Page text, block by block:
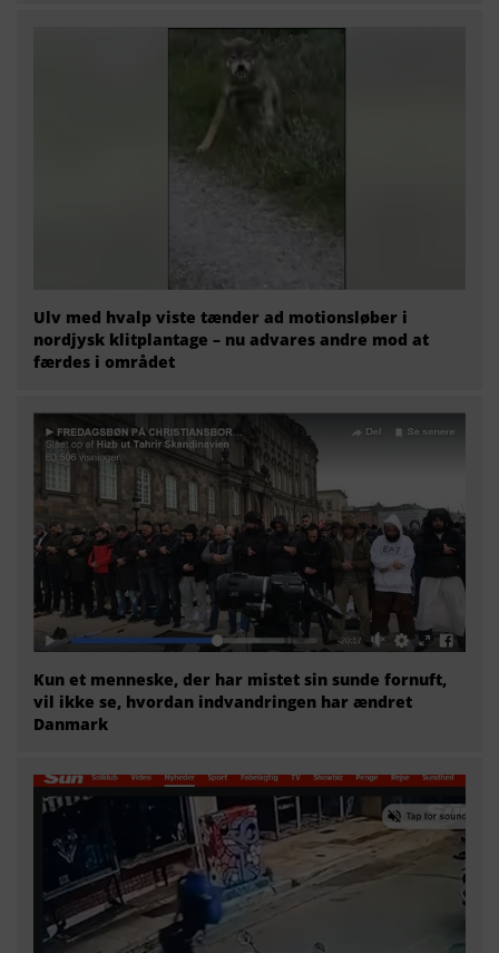
Ulv med hvalp viste tænder ad motionsløber i
nordjysk klitplantage – nu advares andre mod at
færdes i området
Kun et menneske, der har mistet sin sunde fornuft,
vil ikke se, hvordan indvandringen har ændret
Danmark